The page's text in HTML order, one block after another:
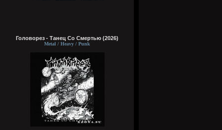
Головорез - Tанец Со Смертью (2026)
Metal / Heavy / Punk